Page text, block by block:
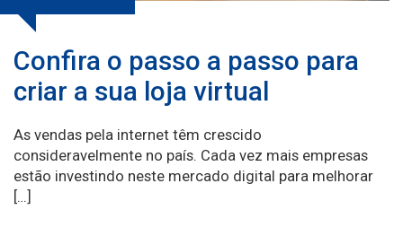
Confira o passo a passo para
criar a sua loja virtual
As vendas pela internet têm crescido
consideravelmente no país. Cada vez mais empresas
estão investindo neste mercado digital para melhorar
[…]